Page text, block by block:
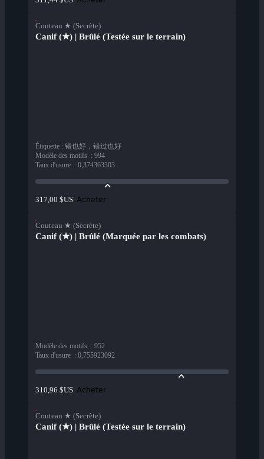
Couteau ★ (Secrète)
Canif (★) | Brûlé (Testée sur le terrain)
Étiquette : 错也好，错过也好
Modèle des motifs : 994
Taux d'usure : 0,374363303
317,00 $US Acheter
Couteau ★ (Secrète)
Canif (★) | Brûlé (Marquée par les combats)
Modèle des motifs : 952
Taux d'usure : 0,755923092
310,96 $US Acheter
Couteau ★ (Secrète)
Canif (★) | Brûlé (Testée sur le terrain)